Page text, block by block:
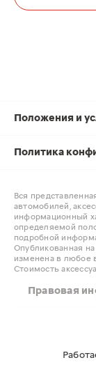
Положения и
Политика
Вся
автомобилей,
информационный
определяемой
подробной
Опубликованная
изменена в любое
Стоимость
Правовая